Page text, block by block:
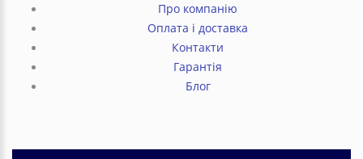
Про компанію
Оплата і доставка
Контакти
Гарантія
Блог